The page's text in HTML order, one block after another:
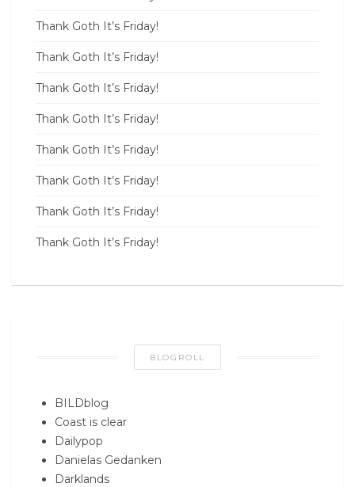
Thank Goth It’s Friday!
Thank Goth It’s Friday!
Thank Goth It’s Friday!
Thank Goth It’s Friday!
Thank Goth It’s Friday!
Thank Goth It’s Friday!
Thank Goth It’s Friday!
Thank Goth It’s Friday!
BLOGROLL
BILDblog
Coast is clear
Dailypop
Danielas Gedanken
Darklands